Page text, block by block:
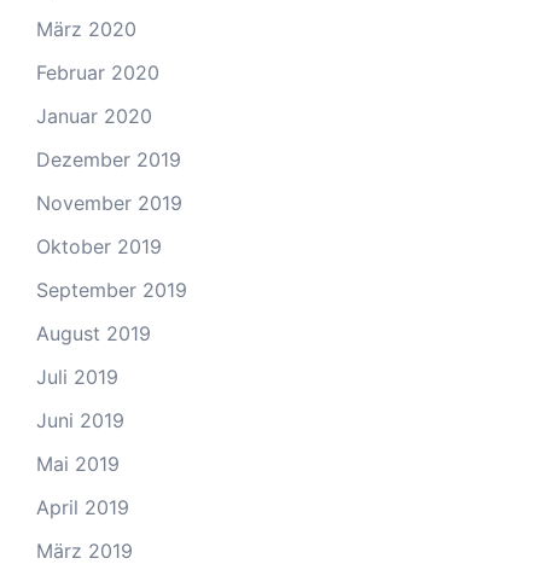
März 2020
Februar 2020
Januar 2020
Dezember 2019
November 2019
Oktober 2019
September 2019
August 2019
Juli 2019
Juni 2019
Mai 2019
April 2019
März 2019